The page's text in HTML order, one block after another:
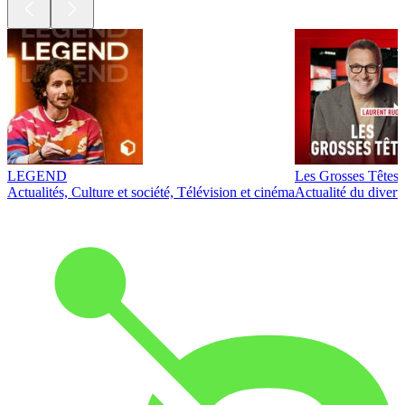
LEGEND
Actualités, Culture et société, Télévision et cinéma
Les Grosses Têtes
Actualité du